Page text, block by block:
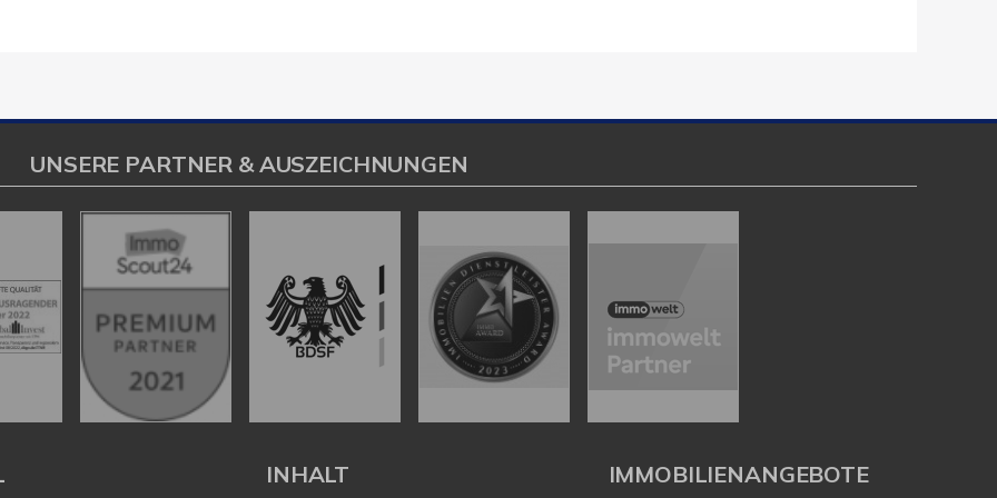
UNSERE PARTNER & AUSZEICHNUNGEN
INHALT IMMOBILIENANGEBOTE